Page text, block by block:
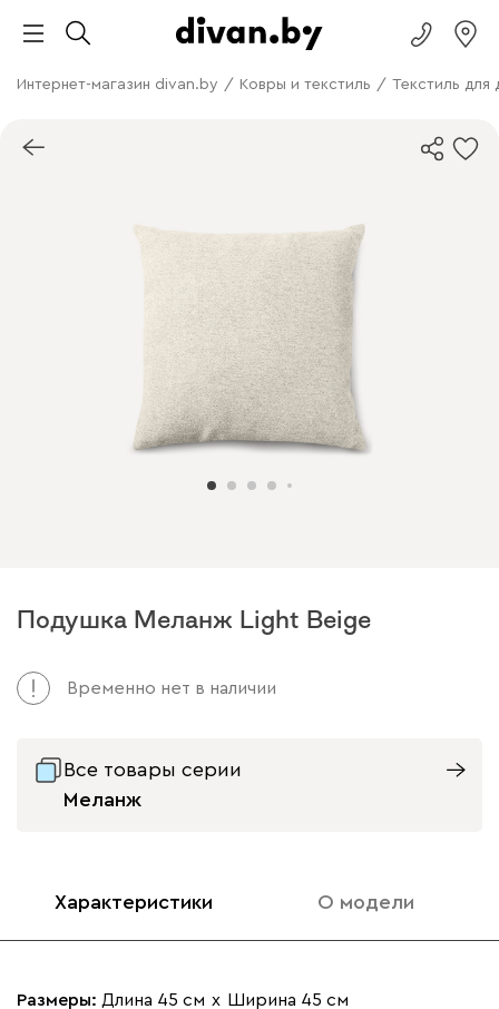
Интернет-магазин divan.by / Ковры и текстиль / Текстиль для
Подушка Меланж Light Beige
Временно нет в наличии
Все товары серии
Меланж
Характеристики О модели
Размеры: Длина 45 см х Ширина 45 см